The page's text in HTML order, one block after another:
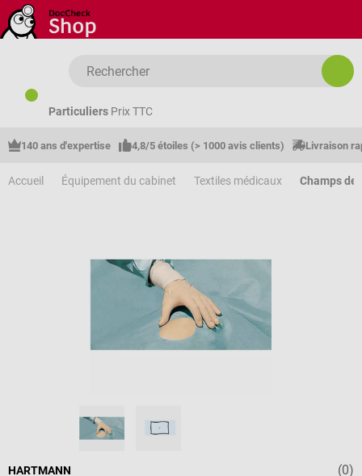
Passer au contenu principal
Particuliers Prix TTC
140 ans d'expertise 4,8/5 étoiles (> 1000 avis clients) Livraison
Accueil Équipement du cabinet Textiles médicaux Champs de
Note (0)
HARTMANN